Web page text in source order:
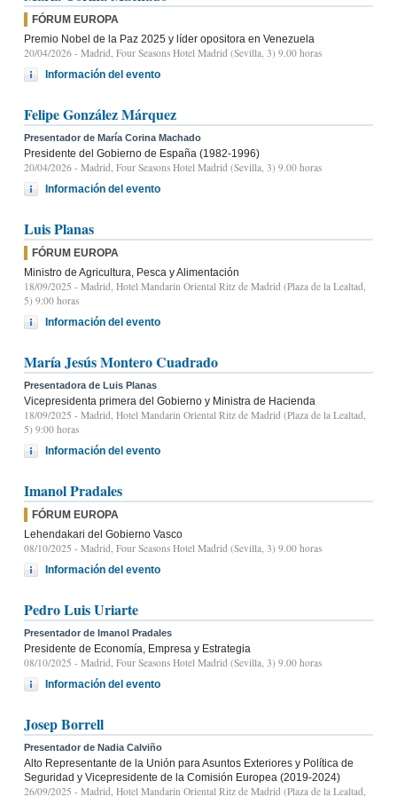
FÓRUM EUROPA
Premio Nobel de la Paz 2025 y líder opositora en Venezuela
20/04/2026 - Madrid, Four Seasons Hotel Madrid (Sevilla, 3) 9.00 horas
Información del evento
Felipe González Márquez
Presentador de María Corina Machado
Presidente del Gobierno de España (1982-1996)
20/04/2026 - Madrid, Four Seasons Hotel Madrid (Sevilla, 3) 9.00 horas
Información del evento
Luis Planas
FÓRUM EUROPA
Ministro de Agricultura, Pesca y Alimentación
18/09/2025 - Madrid, Hotel Mandarin Oriental Ritz de Madrid (Plaza de la Lealtad,
5) 9:00 horas
Información del evento
María Jesús Montero Cuadrado
Presentadora de Luis Planas
Vicepresidenta primera del Gobierno y Ministra de Hacienda
18/09/2025 - Madrid, Hotel Mandarin Oriental Ritz de Madrid (Plaza de la Lealtad,
5) 9:00 horas
Información del evento
Imanol Pradales
FÓRUM EUROPA
Lehendakari del Gobierno Vasco
08/10/2025 - Madrid, Four Seasons Hotel Madrid (Sevilla, 3) 9.00 horas
Información del evento
Pedro Luis Uriarte
Presentador de Imanol Pradales
Presidente de Economía, Empresa y Estrategia
08/10/2025 - Madrid, Four Seasons Hotel Madrid (Sevilla, 3) 9.00 horas
Información del evento
Josep Borrell
Presentador de Nadia Calviño
Alto Representante de la Unión para Asuntos Exteriores y Política de
Seguridad y Vicepresidente de la Comisión Europea (2019-2024)
26/09/2025 - Madrid, Hotel Mandarin Oriental Ritz de Madrid (Plaza de la Lealtad,